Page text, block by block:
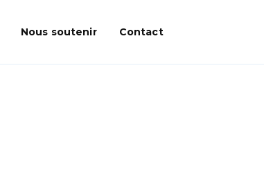
Nous soutenir Contact